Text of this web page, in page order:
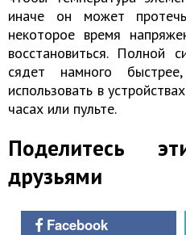
иначе он может
некоторое время
восстановиться.
сядет намного
использовать в
часах или пульте.
Поделитесь
друзьями
Facebook